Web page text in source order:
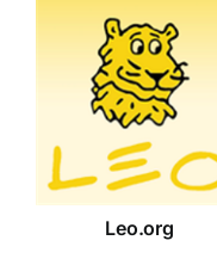
Leo.org
Leo.org